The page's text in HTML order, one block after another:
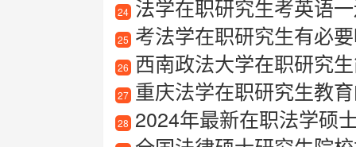
24 法学在职研究生考英语
25 考法学在职研究生有必
26 西南政法大学在职研究
27 重庆法学在职研究生教
28 2024年最新在职法学硕士